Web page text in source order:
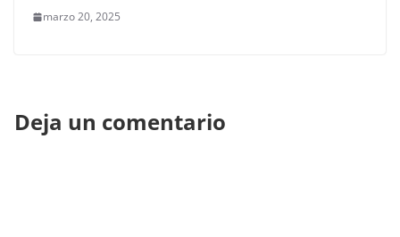
marzo 20, 2025
Deja un comentario